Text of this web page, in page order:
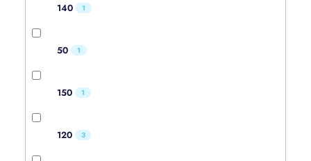
140 1
50 1
150 1
120 3